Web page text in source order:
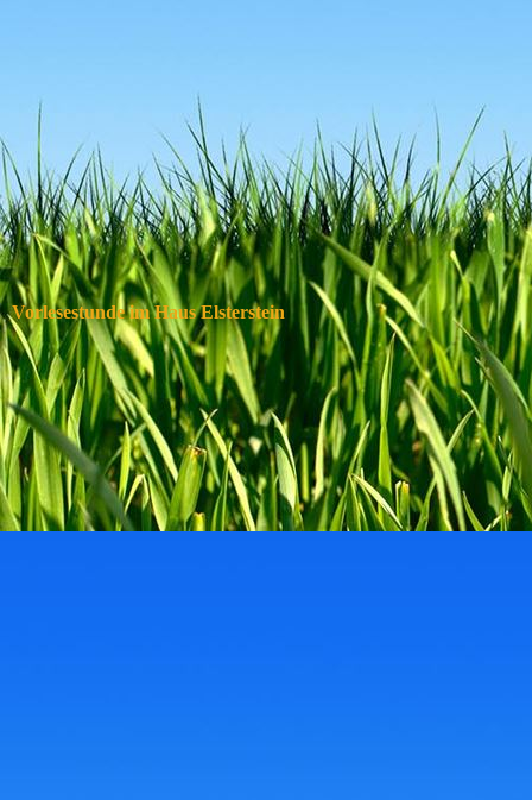
c4b01a60-16ab-4f33-85cd-b9376555ba2c
Vorlesestunde im Haus Elsterstein